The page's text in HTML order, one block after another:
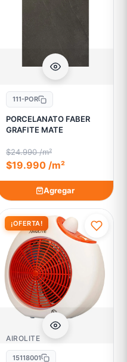
111-POR
PORCELANATO FABER
GRAFITE MATE
$24.990 /m²
$19.990 /m²
Agregar
¡OFERTA!
AIROLITE
15118001